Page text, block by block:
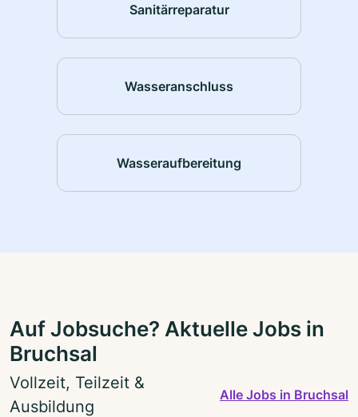
Sanitärreparatur
Wasseranschluss
Wasseraufbereitung
Auf Jobsuche? Aktuelle Jobs in
Bruchsal
Vollzeit, Teilzeit &
Ausbildung
Alle Jobs in Bruchsal